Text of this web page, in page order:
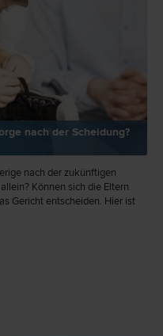
nach der Scheidung?
nach der zukünftigen
Können sich die Eltern
Gericht entscheiden. Hier ist